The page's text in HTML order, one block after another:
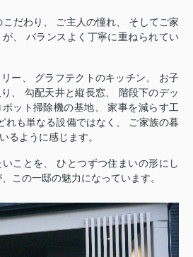
だわり、 ご主人の憧れ、 そしてご家
、 バランスよく丁寧に重ねられてい
ー、 グラフテクトのキッチン、 お子
、 勾配天井と縦長窓、 階段下のデッ
ボット掃除機の基地、 家事を減らす工
れも単なる設備ではなく、 ご家族の暮
るように感じます。
ことを、 ひとつずつ住まいの形にし
この一邸の魅力になっています。